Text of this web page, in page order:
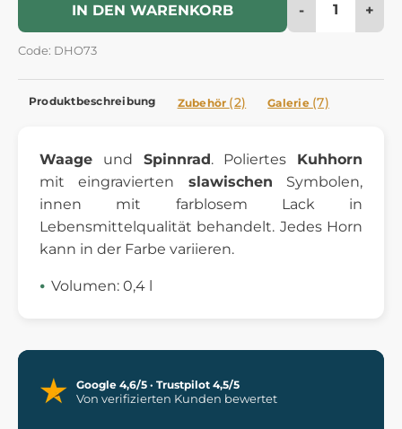
IN DEN WARENKORB - +
Code: DHO73
Produktbeschreibung Zubehör (2) Galerie (7)
Waage und Spinnrad. Poliertes Kuhhorn
mit eingravierten slawischen Symbolen,
innen mit farblosem Lack in
Lebensmittelqualität behandelt. Jedes Horn
kann in der Farbe variieren.
Volumen: 0,4 l
Google 4,6/5 · Trustpilot 4,5/5
Von verifizierten Kunden bewertet